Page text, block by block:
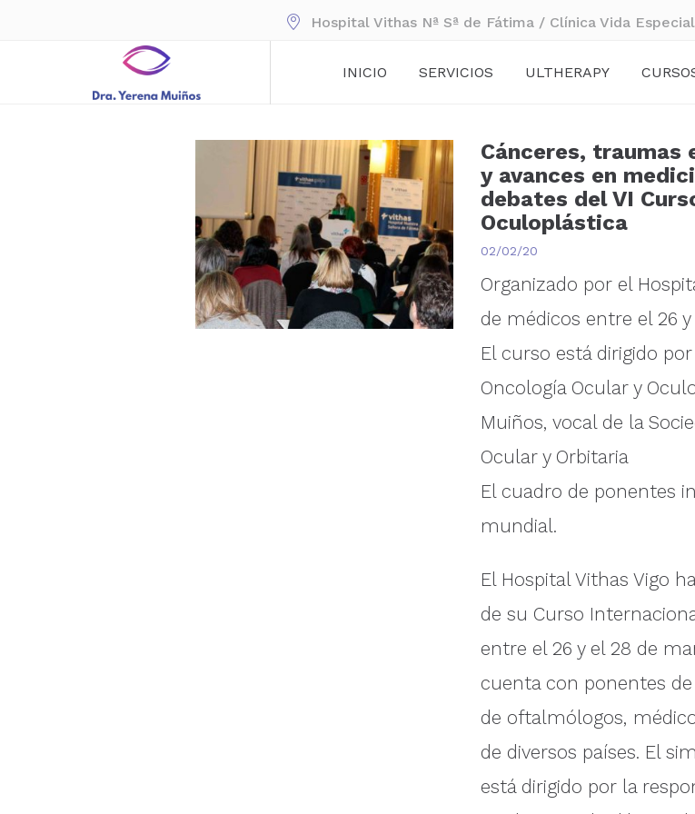
Hospital Vithas Nª Sª de Fátima / Clínica Vida
INICIO SERVICIOS ULTHERAPY
Cánceres, traumas
y avances en
debates del VI
Oculoplástica
02/02/20
Organizado por el
de médicos entre el 26
El curso está dirigido
Oncología Ocular y
Muiños, vocal de la
Ocular y Orbitaria
El cuadro de ponentes
mundial.
El Hospital Vithas Vigo
de su Curso
entre el 26 y el 28 de
cuenta con ponentes
de oftalmólogos,
de diversos países. El
está dirigido por la